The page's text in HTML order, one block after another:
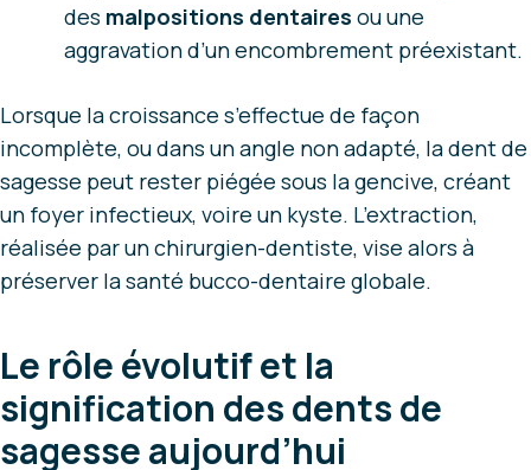
des malpositions dentaires ou une
aggravation d’un encombrement préexistant.
Lorsque la croissance s’effectue de façon
incomplète, ou dans un angle non adapté, la dent de
sagesse peut rester piégée sous la gencive, créant
un foyer infectieux, voire un kyste. L’extraction,
réalisée par un chirurgien-dentiste, vise alors à
préserver la santé bucco-dentaire globale.
Le rôle évolutif et la
signification des dents de
sagesse aujourd’hui